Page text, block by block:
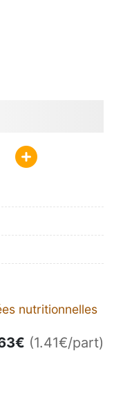
nutritionnelles
€ (1.41€/part)